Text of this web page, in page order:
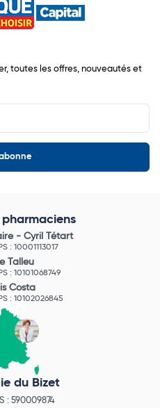
toutes les offres, nouveautés et
pharmaciens
- Cyril Tétart
: 10001113017
Talleu
: 10101068749
Costa
: 10102026845
du Bizet
: 590009874